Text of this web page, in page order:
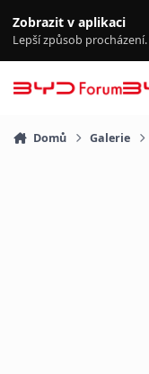
Zobrazit v aplikaci
Lepší způsob procházení.
Domů Galerie